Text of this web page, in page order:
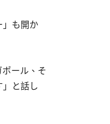
」も開か
ール、そ
」と話し